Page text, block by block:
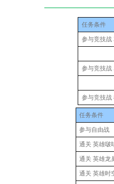
任务条件
参与竞技战
参与竞技战
参与竞技战
任务条件
参与自由战
通关 英雄啵
通关 英雄
通关 英雄时